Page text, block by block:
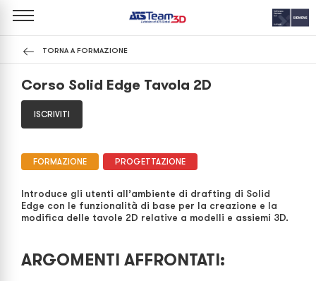
TORNA A FORMAZIONE
Corso Solid Edge Tavola 2D
ISCRIVITI
FORMAZIONE PROGETTAZIONE
Introduce gli utenti all’ambiente di drafting di Solid
Edge con le funzionalità di base per la creazione e la
modifica delle tavole 2D relative a modelli e assiemi 3D.
ARGOMENTI AFFRONTATI: